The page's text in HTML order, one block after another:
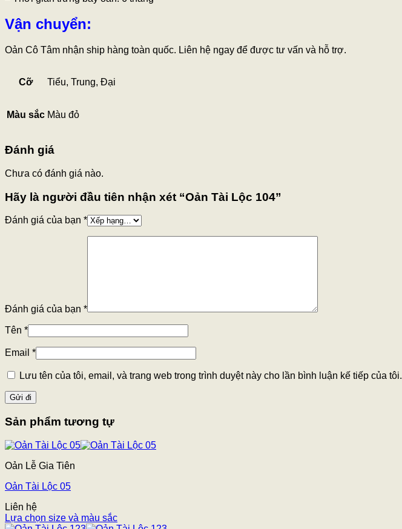
Vận chuyển:
Oản Cô Tâm nhận ship hàng toàn quốc. Liên hệ ngay để được tư vấn và hỗ trợ.
Cỡ Tiểu, Trung, Đại
Màu sắc Màu đỏ
Đánh giá
Chưa có đánh giá nào.
Hãy là người đầu tiên nhận xét “Oản Tài Lộc 104”
Đánh giá của bạn *
Đánh giá của bạn *
Tên *
Email *
Lưu tên của tôi, email, và trang web trong trình duyệt này cho lần bình luận kế tiếp của tôi.
Sản phẩm tương tự
Oản Lễ Gia Tiên
Oản Tài Lộc 05
Liên hệ
Lựa chọn size và màu sắc